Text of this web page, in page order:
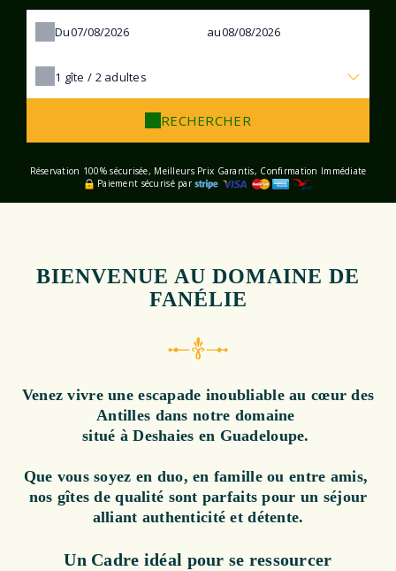
Du au
1 gîte / 2 adultes
RECHERCHER
Réservation 100% sécurisée, Meilleurs Prix Garantis, Confirmation Immédiate
Paiement sécurisé par
BIENVENUE AU DOMAINE DE
FANÉLIE
Venez vivre une escapade inoubliable au cœur des
Antilles dans notre domaine
situé à Deshaies en Guadeloupe.
Que vous soyez en duo, en famille ou entre amis,
nos gîtes de qualité sont parfaits pour un séjour
alliant authenticité et détente.
Un Cadre idéal pour se ressourcer